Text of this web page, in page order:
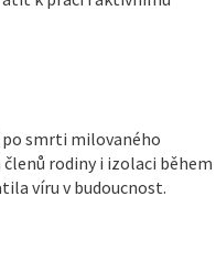
po smrti milovaného
rodiny i izolaci během
víru v budoucnost.